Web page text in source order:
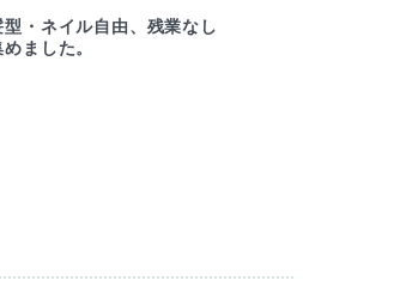
・ネイル自由、残業なし
ました。